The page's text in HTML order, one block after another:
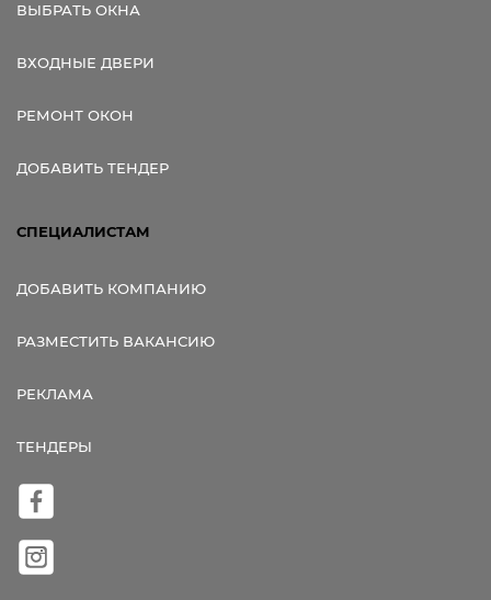
ВЫБРАТЬ ОКНА
ВХОДНЫЕ ДВЕРИ
РЕМОНТ ОКОН
ДОБАВИТЬ ТЕНДЕР
СПЕЦИАЛИСТАМ
ДОБАВИТЬ КОМПАНИЮ
РАЗМЕСТИТЬ ВАКАНСИЮ
РЕКЛАМА
ТЕНДЕРЫ